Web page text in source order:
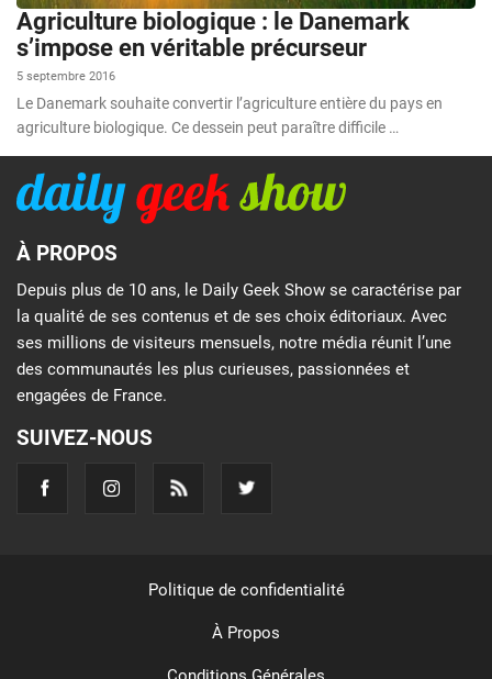
Agriculture biologique : le Danemark
s’impose en véritable précurseur
5 septembre 2016
Le Danemark souhaite convertir l’agriculture entière du pays en
agriculture biologique. Ce dessein peut paraître difficile …
À PROPOS
Depuis plus de 10 ans, le Daily Geek Show se caractérise par
la qualité de ses contenus et de ses choix éditoriaux. Avec
ses millions de visiteurs mensuels, notre média réunit l’une
des communautés les plus curieuses, passionnées et
engagées de France.
SUIVEZ-NOUS
Politique de confidentialité
À Propos